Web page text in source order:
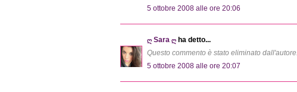
5 ottobre 2008 alle ore 20:06
ღ Sara ღ ha detto...
Questo commento è stato eliminato dall'autore.
5 ottobre 2008 alle ore 20:07